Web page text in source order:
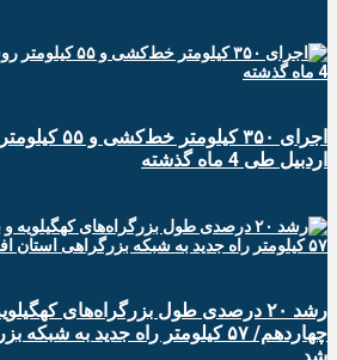
اجرای ۳۵۰
اردبیل طی 4 ماه گذشته
رشد ۲۰ درصدی طول بزرگراه‌های
چهاردهم/ ۵۷ کیلومتر راه جدید به